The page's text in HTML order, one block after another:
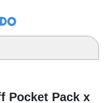
Pocket Pack x